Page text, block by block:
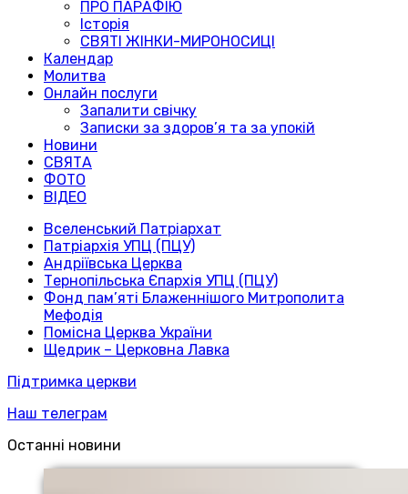
ПРО ПАРАФІЮ
Історія
СВЯТІ ЖІНКИ-МИРОНОСИЦІ
Календар
Молитва
Онлайн послуги
Запалити свічку
Записки за здоров’я та за упокій
Новини
СВЯТА
ФОТО
ВІДЕО
Вселенський Патріархат
Патріархія УПЦ (ПЦУ)
Андріївська Церква
Тернопільська Єпархія УПЦ (ПЦУ)
Фонд пам’яті Блаженнішого Митрополита
Мефодія
Помісна Церква України
Щедрик – Церковна Лавка
Підтримка церкви
Наш телеграм
Останні новини